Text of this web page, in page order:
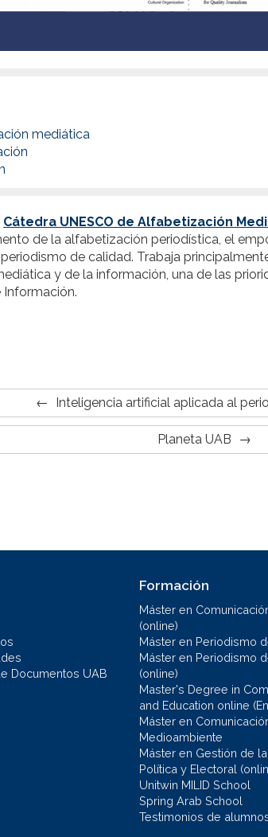
mediática
Cátedra UNESCO de Alfabetización
de la alfabetización periodística, el
de calidad. Trabaja
y de la información, una de las
Información.
Inteligencia artificial aplicada al
Planeta UAB
Documentos UAB
Formación
Máster en
(online)
Máster en Periodismo
Máster en Periodismo
(online)
Master's Degree in
and Education online
Máster en
Medioambiente
Máster en Gestión de
Política y Electoral
Unitwin MILID School
Spring Arab School
Testimonios de